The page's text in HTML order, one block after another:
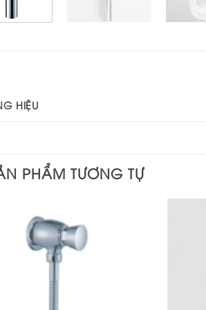
HIỆU
PHẨM TƯƠNG TỰ